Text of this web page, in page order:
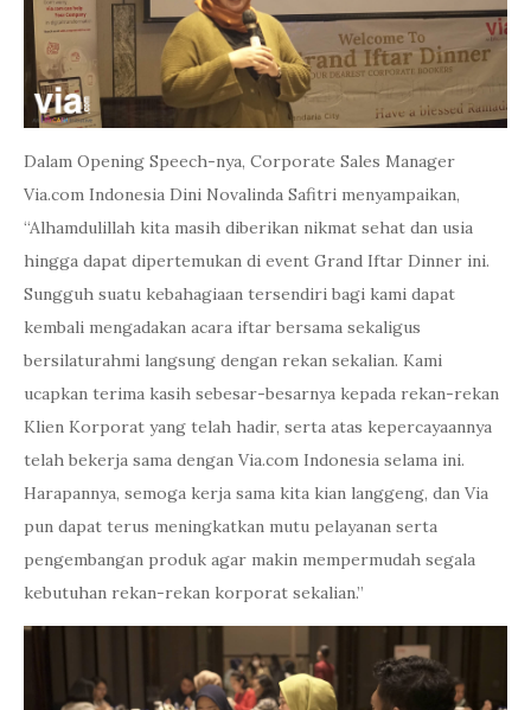
Dalam Opening Speech-nya, Corporate Sales Manager
Via.com Indonesia Dini Novalinda Safitri menyampaikan,
“Alhamdulillah kita masih diberikan nikmat sehat dan usia
hingga dapat dipertemukan di event Grand Iftar Dinner ini.
Sungguh suatu kebahagiaan tersendiri bagi kami dapat
kembali mengadakan acara iftar bersama sekaligus
bersilaturahmi langsung dengan rekan sekalian. Kami
ucapkan terima kasih sebesar-besarnya kepada rekan-rekan
Klien Korporat yang telah hadir, serta atas kepercayaannya
telah bekerja sama dengan Via.com Indonesia selama ini.
Harapannya, semoga kerja sama kita kian langgeng, dan Via
pun dapat terus meningkatkan mutu pelayanan serta
pengembangan produk agar makin mempermudah segala
kebutuhan rekan-rekan korporat sekalian.”